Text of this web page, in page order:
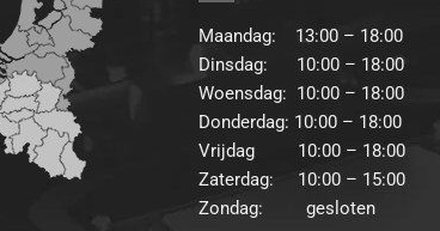
Maandag: 13:00 – 18:00
Dinsdag: 10:00 – 18:00
Woensdag: 10:00 – 18:00
Donderdag: 10:00 – 18:00
Vrijdag 10:00 – 18:00
Zaterdag: 10:00 – 15:00
Zondag: gesloten